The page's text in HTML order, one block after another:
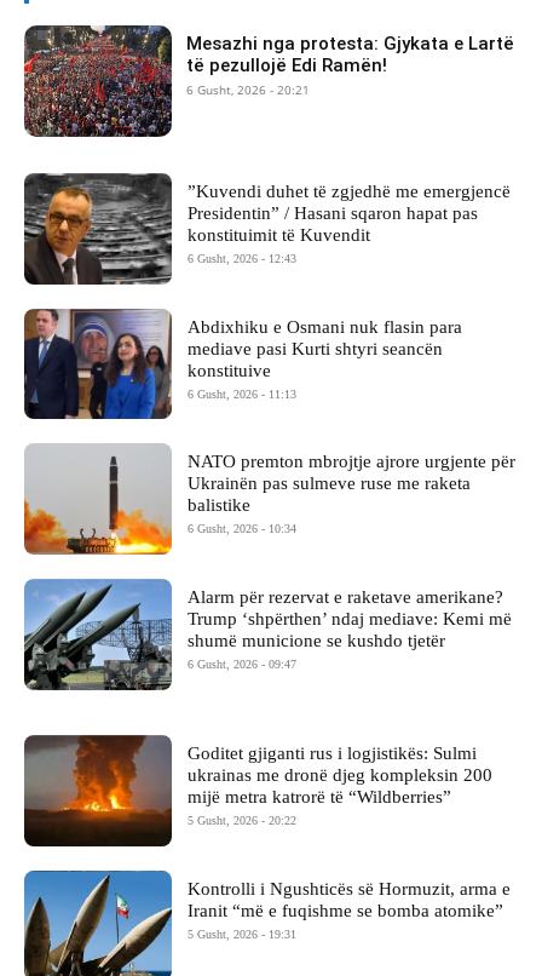
Mesazhi nga protesta: Gjykata e Lartë
të pezullojë Edi Ramën!
6 Gusht, 2026 - 20:21
​”Kuvendi duhet të zgjedhë me emergjencë
Presidentin” / Hasani sqaron hapat pas
konstituimit të Kuvendit
6 Gusht, 2026 - 12:43
Abdixhiku e Osmani nuk flasin para
mediave pasi Kurti shtyri seancën
konstituive
6 Gusht, 2026 - 11:13
NATO premton mbrojtje ajrore urgjente për
Ukrainën pas sulmeve ruse me raketa
balistike
6 Gusht, 2026 - 10:34
Alarm për rezervat e raketave amerikane?
Trump ‘shpërthen’ ndaj mediave: Kemi më
shumë municione se kushdo tjetër
6 Gusht, 2026 - 09:47
Goditet gjiganti rus i logjistikës: Sulmi
ukrainas me dronë djeg kompleksin 200
mijë metra katrorë të “Wildberries”
5 Gusht, 2026 - 20:22
Kontrolli i Ngushticës së Hormuzit, arma e
Iranit “më e fuqishme se bomba atomike”
5 Gusht, 2026 - 19:31